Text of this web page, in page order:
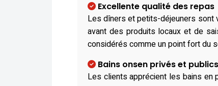
Excellente qualité des repas
Les dîners et petits-déjeuners sont
avant des produits locaux et de
considérés comme un point fort du
Bains onsen privés et
Les clients apprécient les bains en